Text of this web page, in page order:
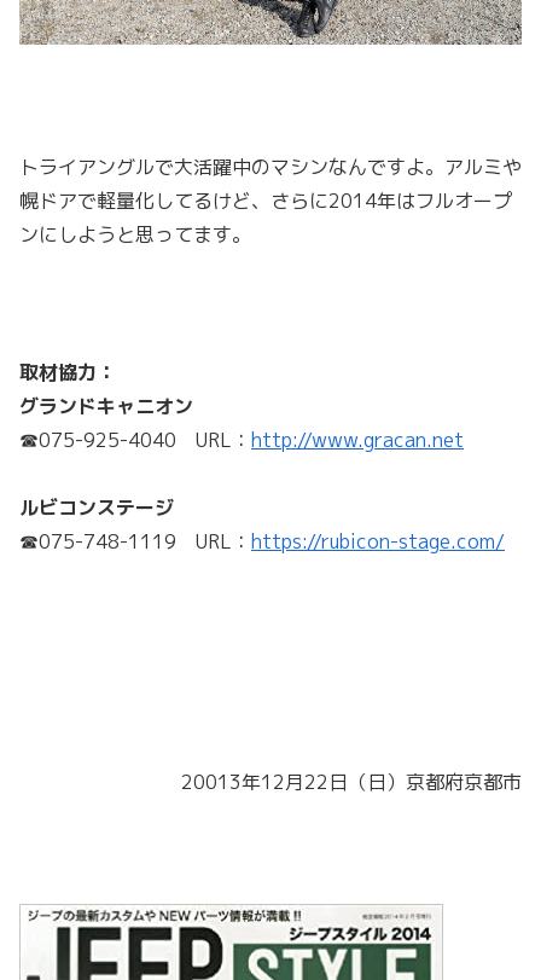
トライアングルで大活躍中のマシンなんですよ。アルミや
幌ドアで軽量化してるけど、さらに2014年はフルオープ
ンにしようと思ってます。
取材協力：
グランドキャニオン
☎075-925-4040 URL： http://www.gracan.net
ルビコンステージ
☎075-748-1119 URL： https://rubicon-stage.com/
20013年12月22日（日）京都府京都市